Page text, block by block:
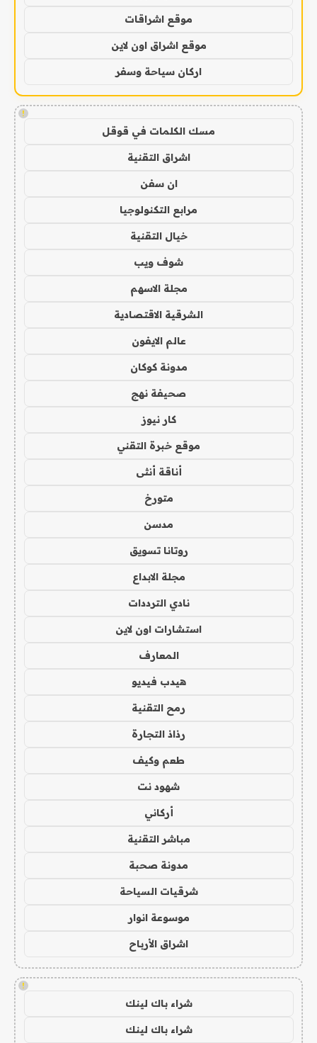
موقع اشراقات
موقع اشراق اون لاين
اركان سياحة وسفر
!
مسك الكلمات في قوقل
اشراق التقنية
ان سفن
مرابع التكنولوجيا
خيال التقنية
شوف ويب
مجلة الاسهم
الشرقية الاقتصادية
عالم الايفون
مدونة كوكان
صحيفة نهج
كار نيوز
موقع خبرة التقني
أناقة أنثى
متورخ
مدسن
روتانا تسويق
مجلة الابداع
نادي الترددات
استشارات اون لاين
المعارف
هيدب فيديو
رمح التقنية
رذاذ التجارة
طعم وكيف
شهود نت
أركاني
مباشر التقنية
مدونة صحبة
شرقيات السياحة
موسوعة انوار
اشراق الأرباح
!
شراء باك لينك
شراء باك لينك